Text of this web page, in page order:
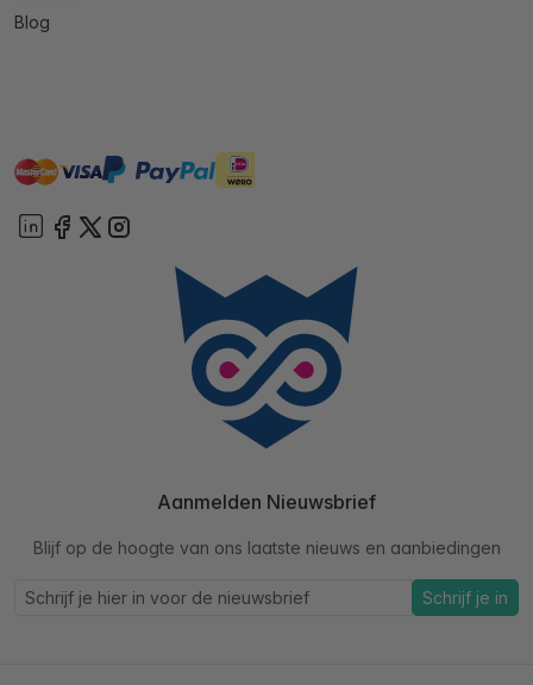
Blog
mastervisa paypal ideal
Aanmelden Nieuwsbrief
Blijf op de hoogte van ons laatste nieuws en aanbiedingen
Schrijf je in